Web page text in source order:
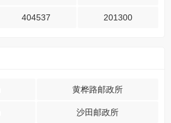
404537 201300
黄桦路邮政所
沙田邮政所